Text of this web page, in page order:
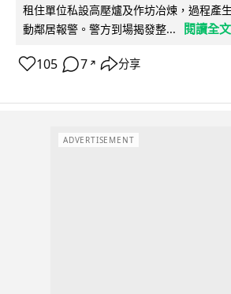
租住單位私設高壓爐及作坊冶煉，過程產
動鄰居報警。警方到場揭發整...
閱讀全文
105 7 ↗ 分享
ADVERTISEMENT